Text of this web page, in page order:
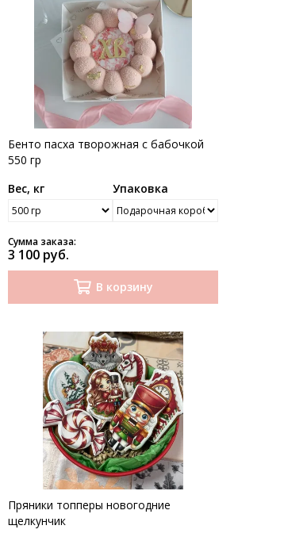
Бенто пасха творожная с бабочкой
550 гр
Вес, кг
Упаковка
Сумма заказа:
3 100 руб.
В корзину
Пряники топперы новогодние
щелкунчик